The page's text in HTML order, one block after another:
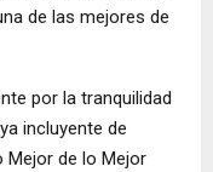
de las mejores de
por la tranquilidad
incluyente de
Mejor de lo Mejor